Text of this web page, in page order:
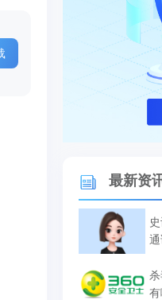
最新资